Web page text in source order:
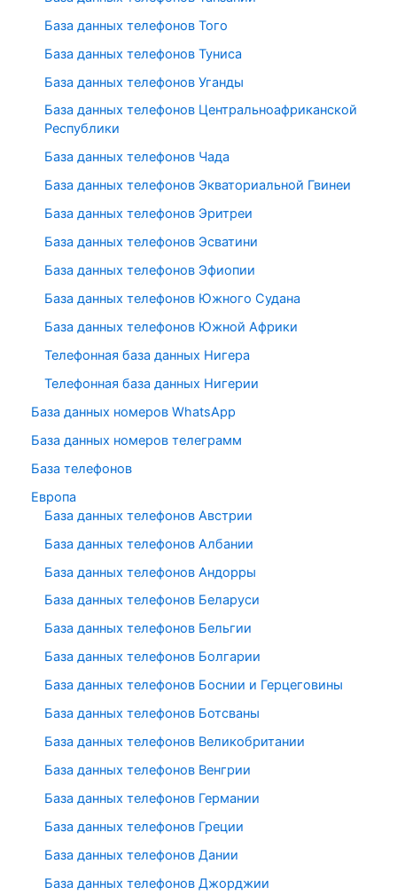
База данных телефонов Того
База данных телефонов Туниса
База данных телефонов Уганды
База данных телефонов Центральноафриканской
Республики
База данных телефонов Чада
База данных телефонов Экваториальной Гвинеи
База данных телефонов Эритреи
База данных телефонов Эсватини
База данных телефонов Эфиопии
База данных телефонов Южного Судана
База данных телефонов Южной Африки
Телефонная база данных Нигера
Телефонная база данных Нигерии
База данных номеров WhatsApp
База данных номеров телеграмм
База телефонов
Европа
База данных телефонов Австрии
База данных телефонов Албании
База данных телефонов Андорры
База данных телефонов Беларуси
База данных телефонов Бельгии
База данных телефонов Болгарии
База данных телефонов Боснии и Герцеговины
База данных телефонов Ботсваны
База данных телефонов Великобритании
База данных телефонов Венгрии
База данных телефонов Германии
База данных телефонов Греции
База данных телефонов Дании
База данных телефонов Джорджии